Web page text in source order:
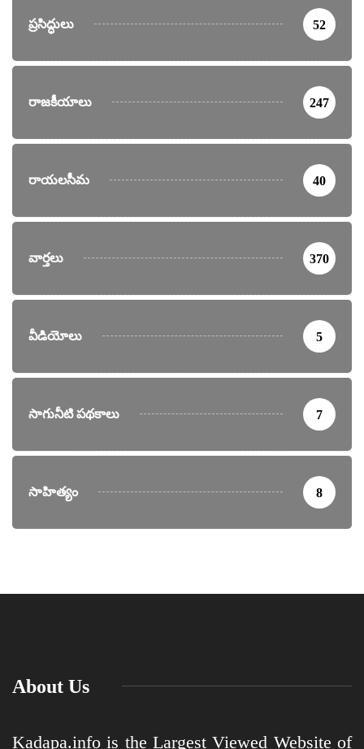
ప్రసిద్ధులు 52
రాజకీయాలు 247
రాయలసీమ 40
వార్తలు 370
వీడియోలు 5
సాగునీటి పథకాలు 7
సాహిత్యం 8
About Us
Kadapa.info is the Largest Viewed Website of